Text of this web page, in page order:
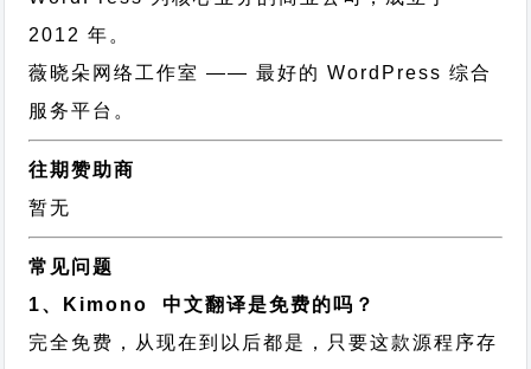
2012 年。
薇晓朵网络工作室 —— 最好的 WordPress 综合
服务平台。
往期赞助商
暂无
常见问题
1、Kimono 中文翻译是免费的吗？
完全免费，从现在到以后都是，只要这款源程序存